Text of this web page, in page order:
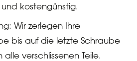
kostengünstig.
Wir zerlegen Ihre
bis auf die letzte Schraube
verschlissenen Teile.